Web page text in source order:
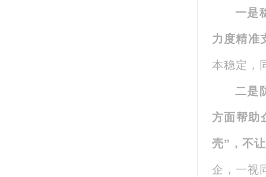
一是
力度精准
本稳定，
二是
方面帮助
壳”，不
企，一视